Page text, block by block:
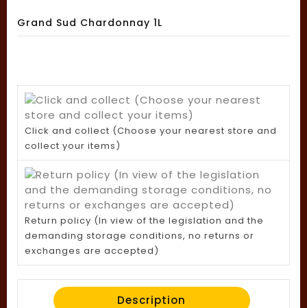
Grand Sud Chardonnay 1L
Click and collect (Choose your nearest store and
collect your items)
Return policy (In view of the legislation and the
demanding storage conditions, no returns or
exchanges are accepted)
Description